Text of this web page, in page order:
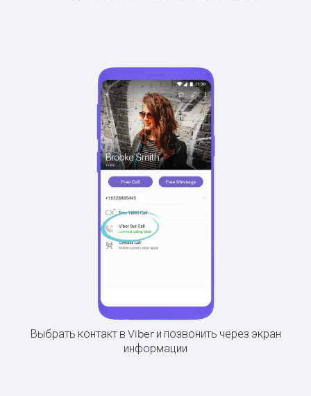
Выбрать контакт в Viber и позвонить через экран
информации